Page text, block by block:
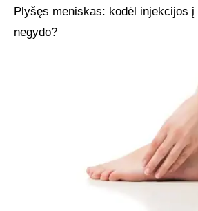
Plyšęs meniskas: kodėl injekcijos į
negydo?